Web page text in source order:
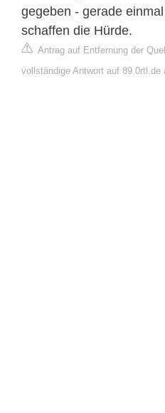
gegeben - gerade
schaffen die Hürde.
Antrag auf Entfernung der
vollständige Antwort auf 89.0rtl.de